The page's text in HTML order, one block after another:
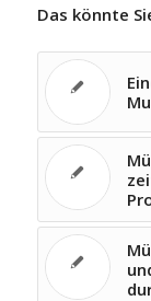
Das könnte